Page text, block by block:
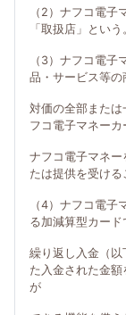
（2）ナフコ電
「取扱店」とい
（3）ナフコ電
品・サービス等
対価の全部また
フコ電子マネー
ナフコ電子マネー
たは提供を受ける
（4）ナフコ電
る加減算型カード
繰り返し入金（以
た入金された金
が